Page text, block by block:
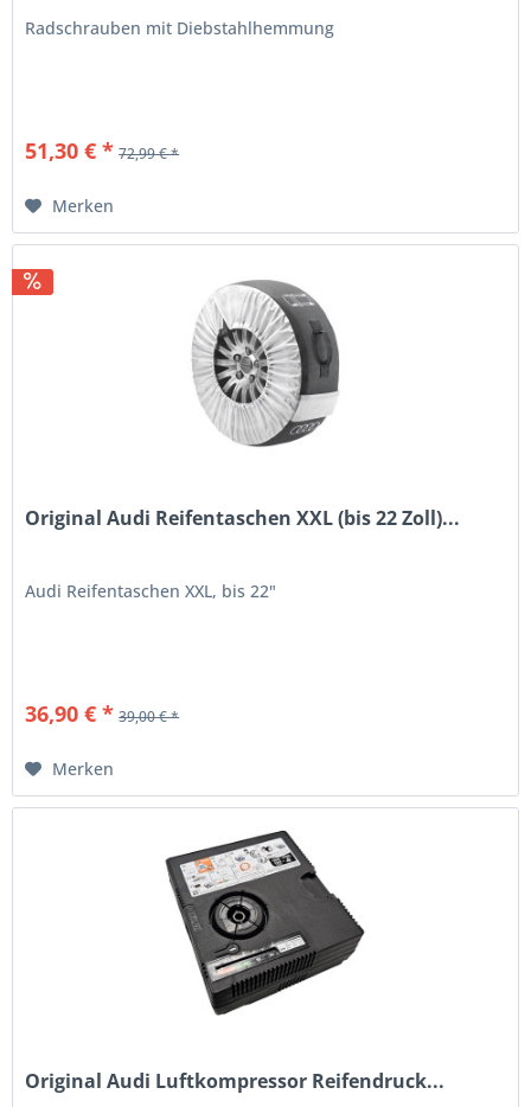
Radschrauben mit Diebstahlhemmung
51,30 € * 72,99 € *
Merken
Original Audi Reifentaschen XXL (bis 22 Zoll)...
Audi Reifentaschen XXL, bis 22"
36,90 € * 39,00 € *
Merken
Original Audi Luftkompressor Reifendruck...